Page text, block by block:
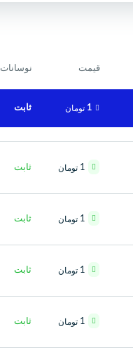
قیمت نوسانات
1 تومان ثابت
1 تومان ثابت
1 تومان ثابت
1 تومان ثابت
1 تومان ثابت